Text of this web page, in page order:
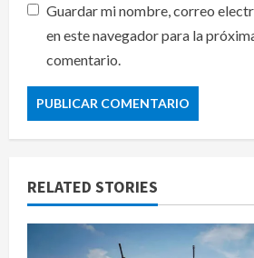
Guardar mi nombre, correo
en este navegador para la
comentario.
RELATED STORIES